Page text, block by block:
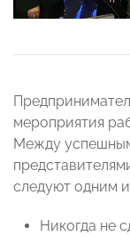
мероприятия
Между
следуют одним
Никогда не